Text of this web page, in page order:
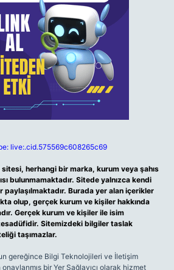
live:.cid.575569c608265c69
herhangi bir marka, kurum veya şahıs
bulunmamaktadır. Sitede yalnızca kendi
paylaşılmaktadır. Burada yer alan içerikler
olup, gerçek kurum ve kişiler hakkında
Gerçek kurum ve kişiler ile isim
Sitemizdeki bilgiler taslak
taşımazlar.
gereğince Bilgi Teknolojileri ve İletişim
bir Yer Sağlayıcı olarak hizmet